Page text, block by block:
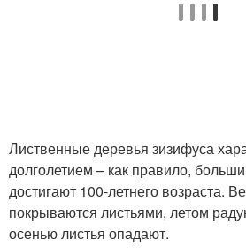
Лиственные деревья зизифуса
долголетием – как правило,
достигают 100-летнего возраста.
покрываются листьями, летом
осенью листья опадают.